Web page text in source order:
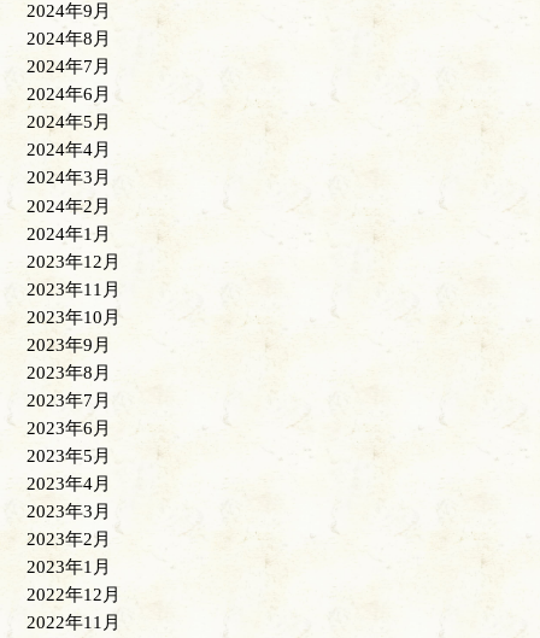
2024年9月
2024年8月
2024年7月
2024年6月
2024年5月
2024年4月
2024年3月
2024年2月
2024年1月
2023年12月
2023年11月
2023年10月
2023年9月
2023年8月
2023年7月
2023年6月
2023年5月
2023年4月
2023年3月
2023年2月
2023年1月
2022年12月
2022年11月